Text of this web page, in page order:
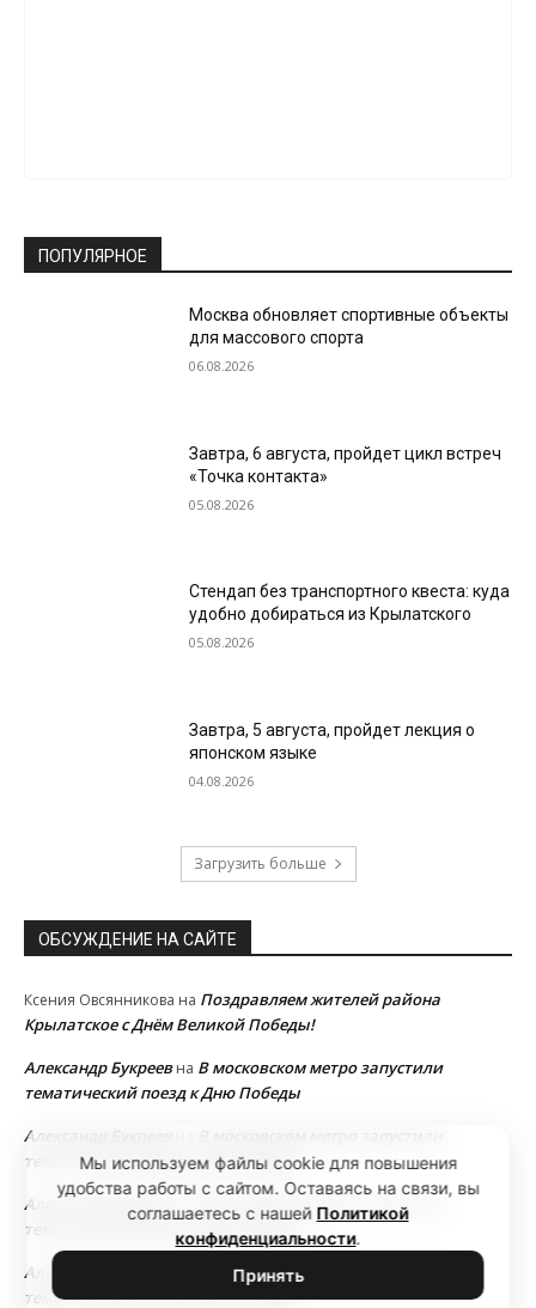
ПОПУЛЯРНОЕ
Москва обновляет спортивные объекты
для массового спорта
06.08.2026
Завтра, 6 августа, пройдет цикл встреч
«Точка контакта»
05.08.2026
Стендап без транспортного квеста: куда
удобно добираться из Крылатского
05.08.2026
Завтра, 5 августа, пройдет лекция о
японском языке
04.08.2026
Загрузить больше
ОБСУЖДЕНИЕ НА САЙТЕ
Ксения Овсянникова на Поздравляем жителей района
Крылатское с Днём Великой Победы!
Александр Букреевна В московском метро запустили
тематический поезд к Дню Победы
Александр Букреев
тематический поезд к Дню Победы
Александр Букреев
В московском метро запустили
тематический поезд к Дню Победы
Александр Букреев
В московском метро запустили
тематический поезд к Дню Победы
Мы используем файлы cookie для повышения
удобства работы с сайтом. Оставаясь на связи, вы
соглашаетесь с нашей Политикой
конфиденциальности.
Принять